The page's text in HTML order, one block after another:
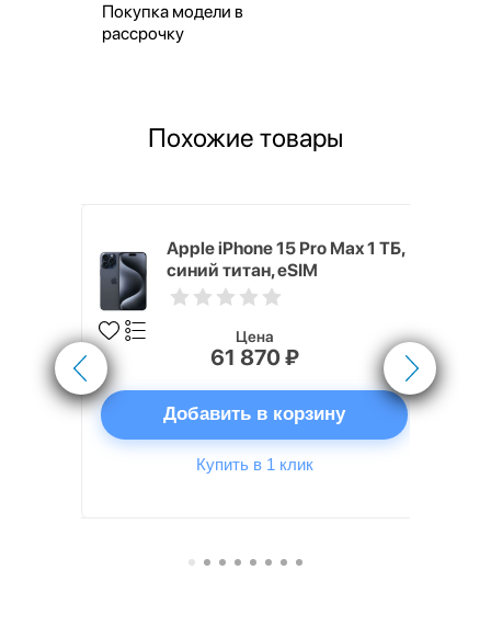
Покупка модели в
рассрочку
Похожие товары
Apple iPhone 15 Pro Max 1 ТБ,
синий титан, eSIM
Цена
61 870 ₽
Добавить в корзину
Купить в 1 клик